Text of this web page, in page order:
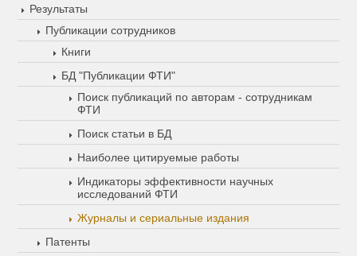
Результаты
Публикации сотрудников
Книги
БД "Публикации ФТИ"
Поиск публикаций по авторам - сотрудникам
ФТИ
Поиск статьи в БД
Наиболее цитируемые работы
Индикаторы эффективности научных
исследований ФТИ
Журналы и сериальные издания
Патенты